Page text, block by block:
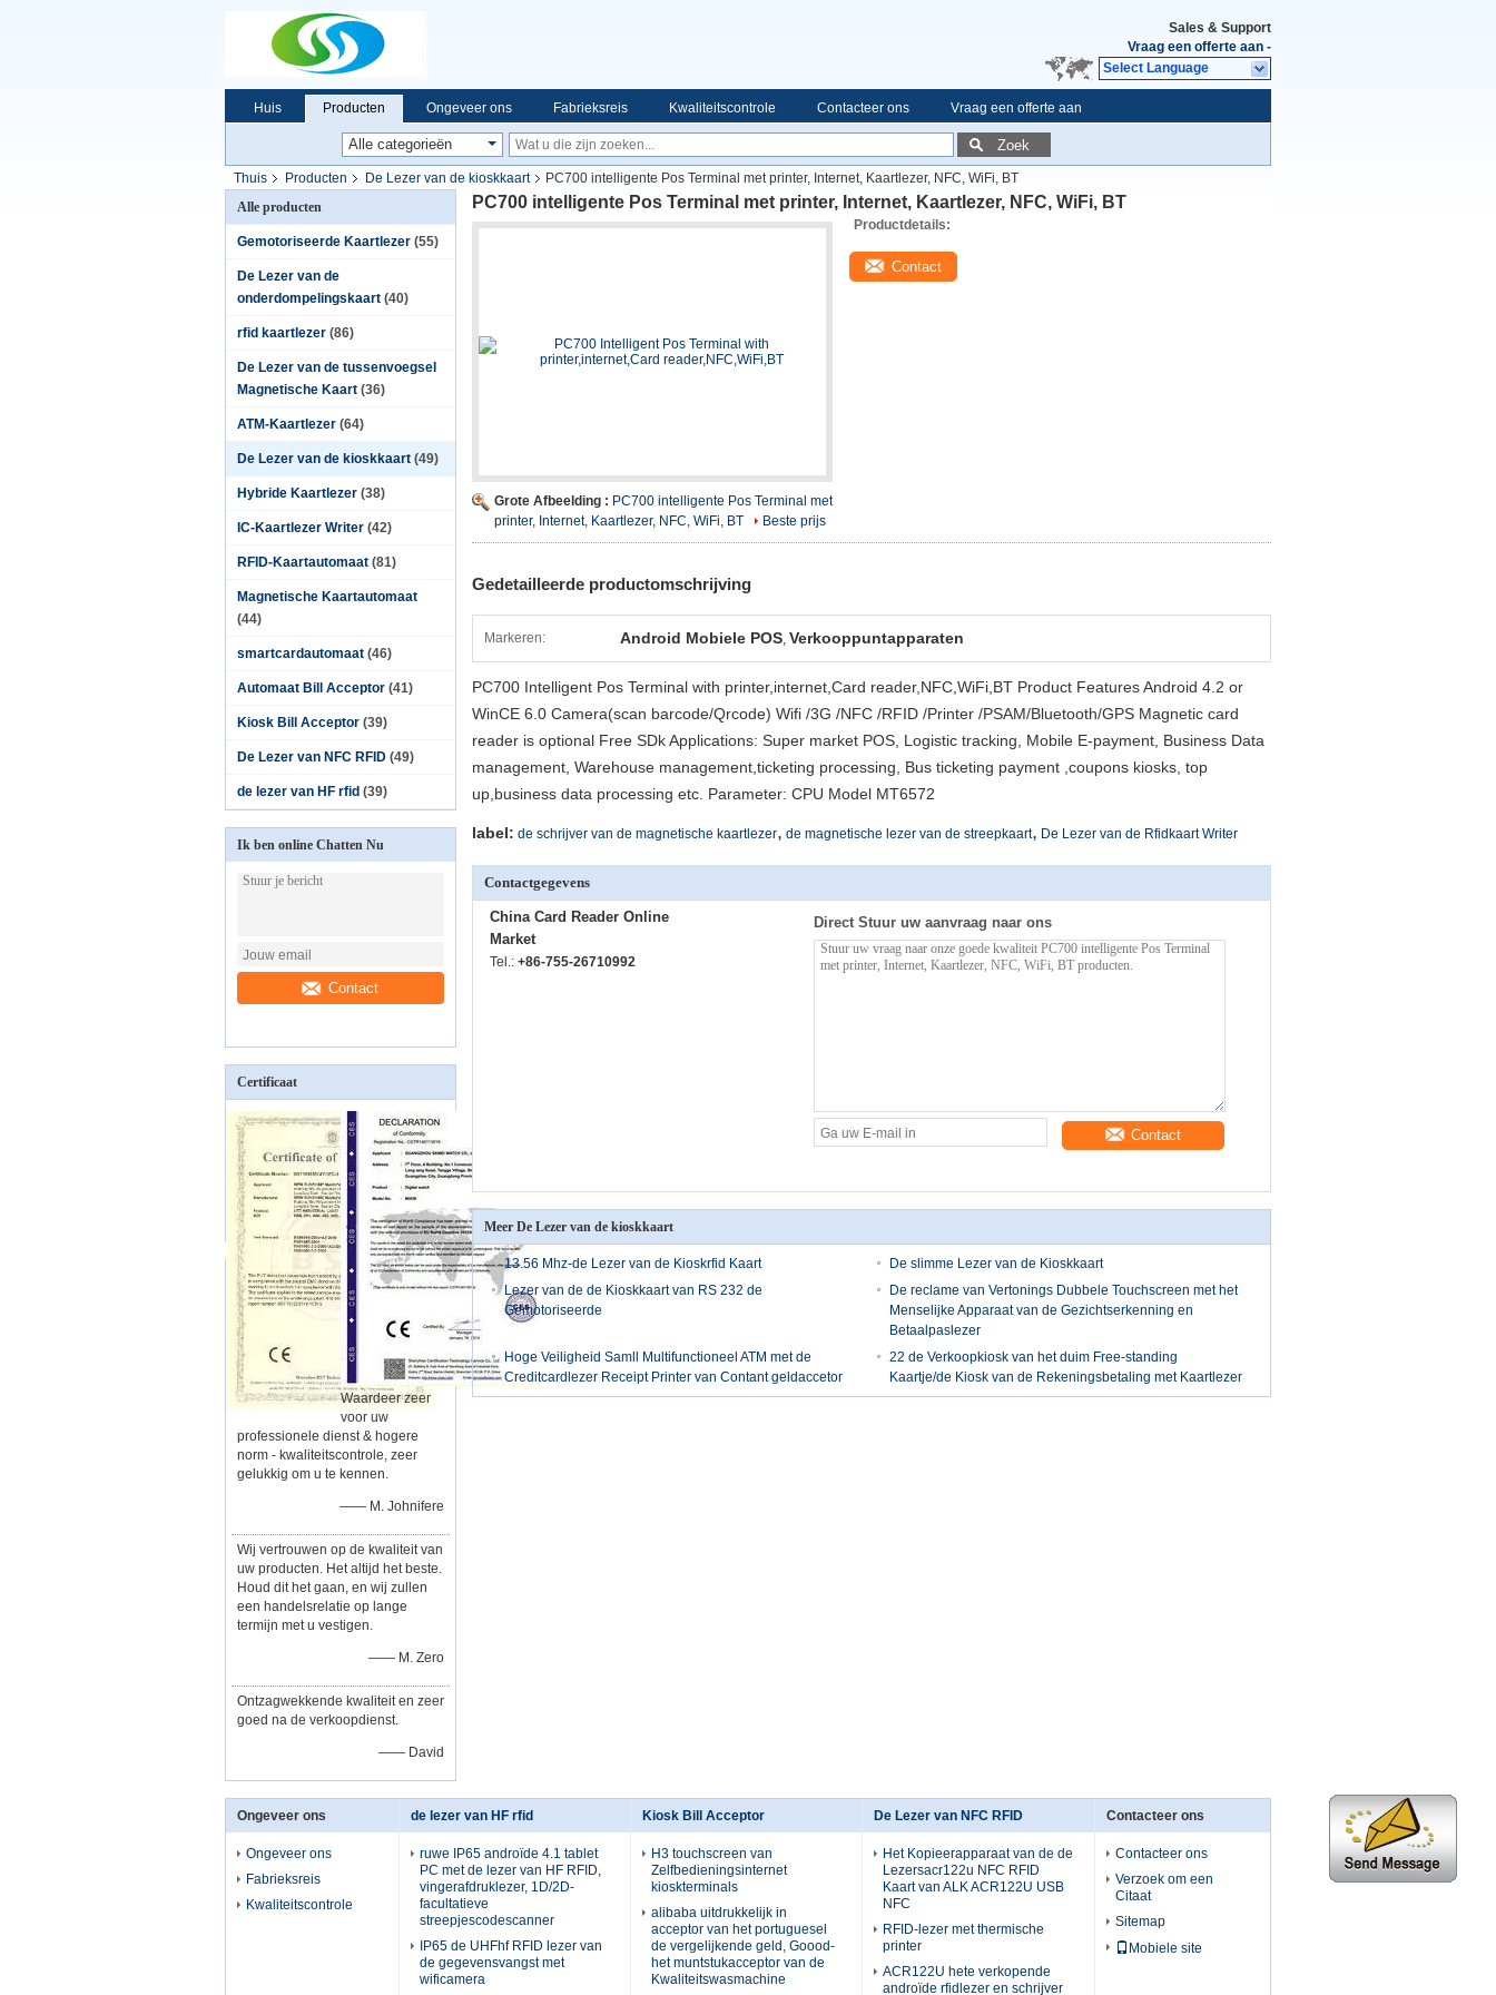
Sales & Support
Vraag een offerte aan -
Select Language
Huis Producten Ongeveer ons Fabrieksreis Kwaliteitscontrole Contacteer ons Vraag een offerte aan
Zoek
Thuis Producten De Lezer van de kioskkaart
PC700 intelligente Pos Terminal met printer, Internet, Kaartlezer, NFC, WiFi, BT
Alle producten
Gemotoriseerde Kaartlezer (55)
De Lezer van de
onderdompelingskaart (40)
rfid kaartlezer (86)
De Lezer van de tussenvoegsel
Magnetische Kaart (36)
ATM-Kaartlezer (64)
De Lezer van de kioskkaart (49)
Hybride Kaartlezer (38)
IC-Kaartlezer Writer (42)
RFID-Kaartautomaat (81)
Magnetische Kaartautomaat
(44)
smartcardautomaat (46)
Automaat Bill Acceptor (41)
Kiosk Bill Acceptor (39)
De Lezer van NFC RFID (49)
de lezer van HF rfid (39)
Ik ben online Chatten Nu
Contact
Certificaat
Waardeer zeer
voor uw
professionele dienst & hogere
norm - kwaliteitscontrole, zeer
gelukkig om u te kennen.
—— M. Johnifere
Wij vertrouwen op de kwaliteit van
uw producten. Het altijd het beste.
Houd dit het gaan, en wij zullen
een handelsrelatie op lange
termijn met u vestigen.
—— M. Zero
Ontzagwekkende kwaliteit en zeer
goed na de verkoopdienst.
—— David
PC700 intelligente Pos Terminal met printer, Internet, Kaartlezer, NFC, WiFi, BT
Grote Afbeelding : PC700 intelligente Pos Terminal met
printer, Internet, Kaartlezer, NFC, WiFi, BT
Beste prijs
Productdetails:
Contact
Gedetailleerde productomschrijving
Markeren: Android Mobiele POS, Verkooppuntapparaten
PC700 Intelligent Pos Terminal with printer,internet,Card reader,NFC,WiFi,BT Product Features Android 4.2 or
WinCE 6.0 Camera(scan barcode/Qrcode) Wifi /3G /NFC /RFID /Printer /PSAM/Bluetooth/GPS Magnetic card
reader is optional Free SDk Applications: Super market POS, Logistic tracking, Mobile E-payment, Business Data
management, Warehouse management,ticketing processing, Bus ticketing payment ,coupons kiosks, top
up,business data processing etc. Parameter: CPU Model MT6572
label: de schrijver van de magnetische kaartlezer, de magnetische lezer van de streepkaart, De Lezer van de Rfidkaart Writer
Contactgegevens
China Card Reader Online
Market
Tel.: +86-755-26710992
Direct Stuur uw aanvraag naar ons
Contact
Meer De Lezer van de kioskkaart
13.56 Mhz-de Lezer van de Kioskrfid Kaart
De slimme Lezer van de Kioskkaart
Lezer van de de Kioskkaart van RS 232 de
Gemotoriseerde
De reclame van Vertonings Dubbele Touchscreen met het
Menselijke Apparaat van de Gezichtserkenning en
Betaalpaslezer
Hoge Veiligheid Samll Multifunctioneel ATM met de
Creditcardlezer Receipt Printer van Contant geldaccetor
22 de Verkoopkiosk van het duim Free-standing
Kaartje/de Kiosk van de Rekeningsbetaling met Kaartlezer
Ongeveer ons
Ongeveer ons
Fabrieksreis
Kwaliteitscontrole
de lezer van HF rfid
ruwe IP65 androïde 4.1 tablet
PC met de lezer van HF RFID,
vingerafdruklezer, 1D/2D-
facultatieve
streepjescodescanner
IP65 de UHFhf RFID lezer van
de gegevensvangst met
wificamera
Kiosk Bill Acceptor
H3 touchscreen van
Zelfbedieningsinternet
kioskterminals
alibaba uitdrukkelijk in
acceptor van het portuguesel
de vergelijkende geld, Goood-
het muntstukacceptor van de
Kwaliteitswasmachine
De Lezer van NFC RFID
Het Kopieerapparaat van de de
Lezersacr122u NFC RFID
Kaart van ALK ACR122U USB
NFC
RFID-lezer met thermische
printer
ACR122U hete verkopende
androïde rfidlezer en schrijver
Contacteer ons
Contacteer ons
Verzoek om een
Citaat
Sitemap
Mobiele site